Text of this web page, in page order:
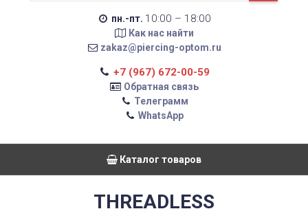
пн.-пт. 10:00 – 18:00
Как нас найти
zakaz@piercing-optom.ru
+7 (967) 672-00-59
Обратная связь
Телеграмм
WhatsApp
Каталог товаров
THREADLESS